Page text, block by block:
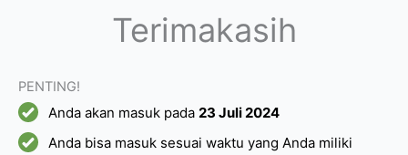
Terimakasih
PENTING!
Anda akan masuk pada 23 Juli 2024
Anda bisa masuk sesuai waktu yang Anda miliki